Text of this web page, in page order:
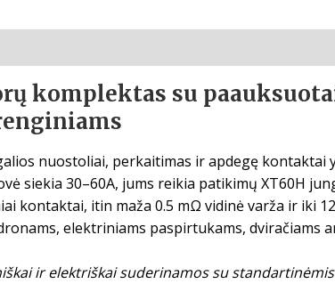
komplektas su
nuostoliai, perkaitimas ir apdegę kontaktai
siekia 30–60A, jums reikia patikimų XT60H
kontaktai, itin maža 0.5 mΩ vidinė varža ir iki
elektriniams paspirtukams, dviračiams
ir elektriškai suderinamos su